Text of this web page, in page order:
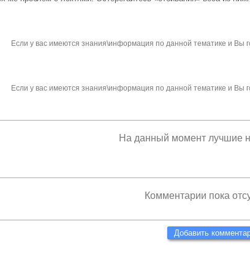
Если у вас имеются знания\информация по данной тематике и Вы
Если у вас имеются знания\информация по данной тематике и Вы
На данный момент лучшие
Комментарии пока
Добавить